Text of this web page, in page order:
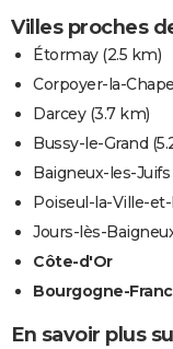
Villes proches
Étormay(2.5 km)
Corpoyer-la-
Darcey(3.7 km)
Bussy-le-Grand
Baigneux-les-Juifs
Poiseul-la-Ville-
Jours-lès-
Côte-d'Or
Bourgogne-
En savoir plus